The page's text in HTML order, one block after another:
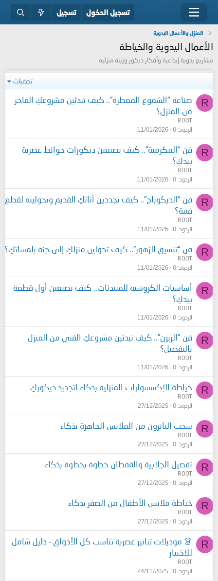
تسجيل الدخول تسجيل
المنزل والأعمال اليدوية
الأعمال اليدوية والخياطة
مشاريع يدوية إبداعية وأفكار ديكور وزينة منزلية
تصفيات
R
صناعة “الشموع المعطرة”.. كيف تبدئين مشروعكِ الفاخر
من المنزل؟
ROOT
الردود 0
11/01/2026
R
فن “المكرمية”.. كيف تصنعين ديكورات حوائط عصرية
بيدكِ؟
ROOT
الردود 0
11/01/2026
R
فن “الديكوباج”.. كيف تجددين أثاثكِ القديم وتحولينه لقطع
فنية؟
ROOT
الردود 0
11/01/2026
R فن “تنسيق الزهور”.. كيف تحولين منزلكِ إلى جنة بلمساتكِ؟
ROOT
الردود 0
11/01/2026
R
أساسيات الكروشيه للمبتدئات.. كيف تصنعين أول قطعة
بيدكِ؟
ROOT
الردود 0
11/01/2026
R
فن “الريزن”.. كيف تبدئين مشروعكِ الفني من المنزل
بالتفصيل؟
ROOT
الردود 0
11/01/2026
R خياطة الإكسسوارات المنزلية بذكاء لتجديد ديكوركِ
ROOT
الردود 0
27/12/2025
R سحب الباترون من الملابس الجاهزة بذكاء
ROOT
الردود 0
27/12/2025
R تفصيل الجلابية والقفطان خطوة بخطوة بذكاء
ROOT
الردود 0
27/12/2025
R خياطة ملابس الأطفال من الصفر بذكاء
ROOT
الردود 0
27/12/2025
R
👗 موديلات تنانير عصرية تناسب كل الأذواق – دليل شامل
للاختيار
ROOT
الردود 0
24/11/2025